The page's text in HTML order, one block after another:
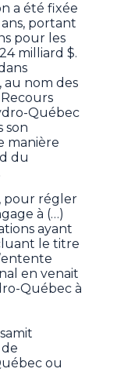
a été fixée
ans, portant
pour les
milliard $.
au nom des
Québec
son
manière
du
pour régler
à (…)
ayant
le titre
en venait
Québec à
de
ou